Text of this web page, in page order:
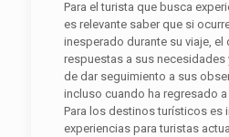
Para el turista que busca
es relevante saber que si
inesperado durante su viaje,
respuestas a sus necesidades
de dar seguimiento a sus
incluso cuando ha regresado a
Para los destinos turísticos es
experiencias para turistas